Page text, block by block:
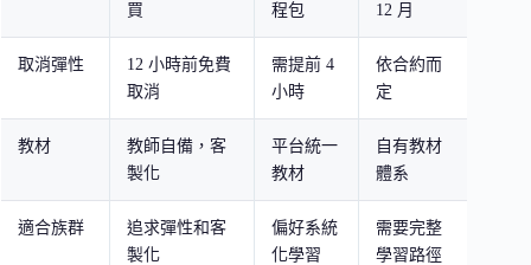
買
程包
12 月
取消彈性
12 小時前免費
取消
需提前 4
小時
依合約而
定
教材
教師自備，客
製化
平台統一
教材
自有教材
體系
適合族群
追求彈性和客
製化
偏好系統
化學習
需要完整
學習路徑